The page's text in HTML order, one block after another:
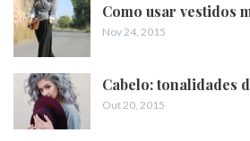
Como usar vestidos
Nov 24, 2015
Cabelo: tonalidades
Out 20, 2015